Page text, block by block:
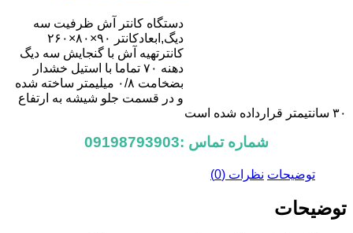
دستگاه کانتر آش ظرفیت سه
دیگ,ابعادکانتر ۹۰×۸۰×۲۶۰
کانترتهیه آش با گنجایش سه دیگ
دهنه ۷۰ تماما با استیل خشدار
بضخامت ۰/۸ میلیمتر ساخته شده
و در قسمت جلو شیشه به ارتفاع
۳۰ سانتیمتر قرارداده شده است
شماره تماس :09198793903
توضیحات نظرات (0)
توضیحات